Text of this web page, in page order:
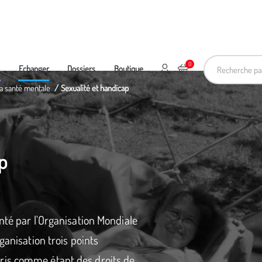
Recherche
Echanger Dossiers Boutique 0
Ajouter au panier
Mon compte
santé mentale Sexualité et handicap
par l'Organisation Mondiale
trois points